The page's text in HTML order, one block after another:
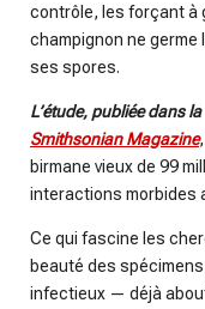
contrôle, les forçant à
champignon ne
ses spores.
L’étude, publiée dans
Smithsonian Magazine
birmane vieux de 99
interactions morbides
Ce qui fascine les
beauté des
infectieux — déjà